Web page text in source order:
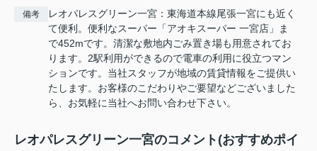
備考
レオパレスグリーン一宮：東海道本線尾張一宮にも近く
て便利。便利なスーパー「アオキスーパー 一宮店」ま
で452mです。清潔な敷地内ごみ置き場も用意されてお
ります。2駅利用ができるので電車の利用に役立つマン
ションです。当社スタッフが地域の賃貸情報をご提供い
たします。お客様のこだわりやご要望などございました
ら、お気軽に当社へお問い合わせ下さい。
レオパレスグリーン一宮のコメント(おすすめポイ